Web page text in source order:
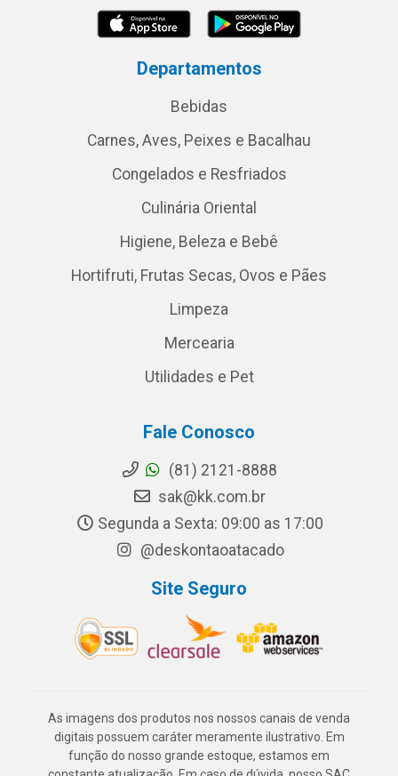
Departamentos
Bebidas
Carnes, Aves, Peixes e Bacalhau
Congelados e Resfriados
Culinária Oriental
Higiene, Beleza e Bebê
Hortifruti, Frutas Secas, Ovos e Pães
Limpeza
Mercearia
Utilidades e Pet
Fale Conosco
(81) 2121-8888
sak@kk.com.br
Segunda a Sexta: 09:00 as 17:00
@deskontaoatacado
Site Seguro
As imagens dos produtos nos nossos canais de venda
digitais possuem caráter meramente ilustrativo. Em
função do nosso grande estoque, estamos em